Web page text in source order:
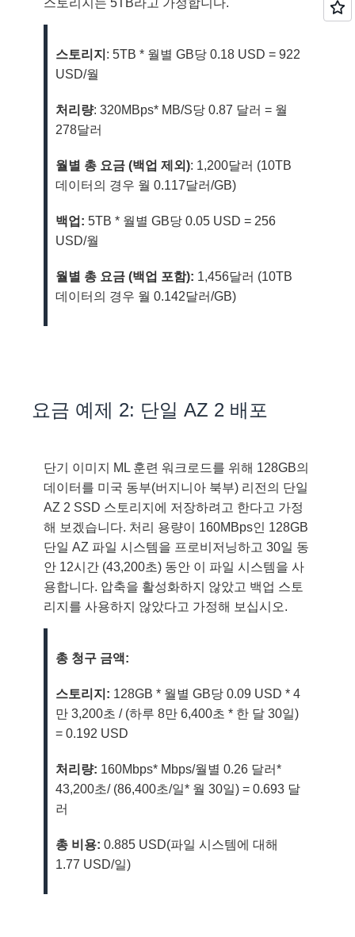
스토리지 : 5TB * 월별 GB당 0.18 USD = 922
USD/월
처리량: 320MBps* MB/S당 0.87 달러 = 월
278달러
월별 총 요금 (백업 제외): 1,200달러 (10TB
데이터의 경우 월 0.117달러/GB)
백업: 5TB * 월별 GB당 0.05 USD = 256
USD/월
월별 총 요금 (백업 포함): 1,456달러 (10TB
데이터의 경우 월 0.142달러/GB)
요금 예제 2: 단일 AZ 2 배포
단기 이미지 ML 훈련 워크로드를 위해 128GB의
데이터를 미국 동부(버지니아 북부) 리전의 단일
AZ 2 SSD 스토리지에 저장하려고 한다고 가정
해 보겠습니다. 처리 용량이 160MBps인 128GB
단일 AZ 파일 시스템을 프로비저닝하고 30일 동
안 12시간 (43,200초) 동안 이 파일 시스템을 사
용합니다. 압축을 활성화하지 않았고 백업 스토
리지를 사용하지 않았다고 가정해 보십시오.
총 청구 금액:
스토리지: 128GB * 월별 GB당 0.09 USD * 4
만 3,200초 / (하루 8만 6,400초 * 한 달 30일)
= 0.192 USD
처리량: 160Mbps* Mbps/월별 0.26 달러*
43,200초/ (86,400초/일* 월 30일) = 0.693 달
러
총 비용: 0.885 USD(파일 시스템에 대해
1.77 USD/일)